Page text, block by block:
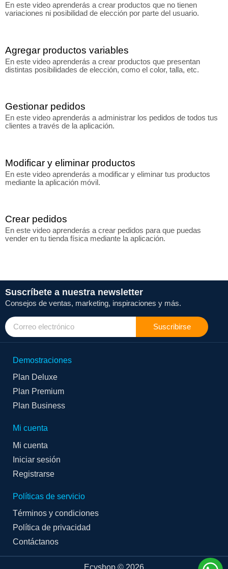
En este video aprenderás a crear productos que no tienen
variaciones ni posibilidad de elección por parte del usuario.
Agregar productos variables
En este video aprenderás a crear productos que presentan
distintas posibilidades de elección, como el color, talla, etc.
Gestionar pedidos
En este video aprenderás a administrar los pedidos de todos tus
clientes a través de la aplicación.
Modificar y eliminar productos
En este video aprenderás a modificar y eliminar tus productos
mediante la aplicación móvil.
Crear pedidos
En este video aprenderás a crear pedidos para que puedas
vender en tu tienda física mediante la aplicación.
Suscríbete a nuestra newsletter
Consejos de ventas, marketing, inspiraciones y más.
Suscribirse
Demostraciones
Plan Deluxe
Plan Premium
Plan Business
Mi cuenta
Mi cuenta
Iniciar sesión
Registrarse
Políticas de servicio
Términos y condiciones
Política de privacidad
Contáctanos
Ecyshop © 2026